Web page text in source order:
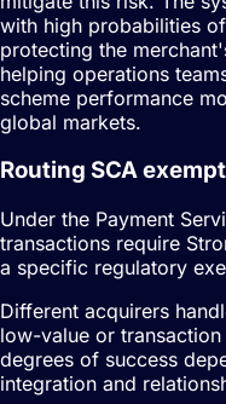
with high probabilities
protecting the
helping operations
scheme performance
global markets.
Routing SCA
Under the Payment
transactions require
a specific regulatory
Different acquirers
low-value or
degrees of success
integration and